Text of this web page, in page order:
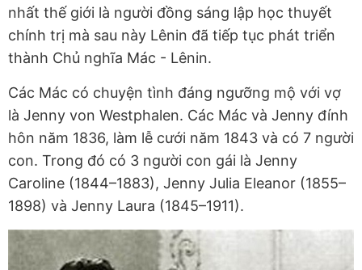
nhất thế giới là người đồng sáng lập học thuyết
chính trị mà sau này Lênin đã tiếp tục phát triển
thành Chủ nghĩa Mác - Lênin.
Các Mác có chuyện tình đáng ngưỡng mộ với vợ
là Jenny von Westphalen. Các Mác và Jenny đính
hôn năm 1836, làm lễ cưới năm 1843 và có 7 người
con. Trong đó có 3 người con gái là Jenny
Caroline (1844–1883), Jenny Julia Eleanor (1855–
1898) và Jenny Laura (1845–1911).